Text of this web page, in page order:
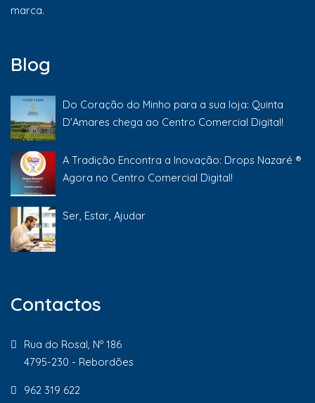
marca.
Blog
Do Coração do Minho para a sua loja: Quinta
D'Amares chega ao Centro Comercial Digital!
A Tradição Encontra a Inovação: Drops Nazaré ®
Agora no Centro Comercial Digital!
Ser, Estar, Ajudar
Contactos
Rua do Rosal, Nº 186
4795-230 - Rebordões
962 319 622